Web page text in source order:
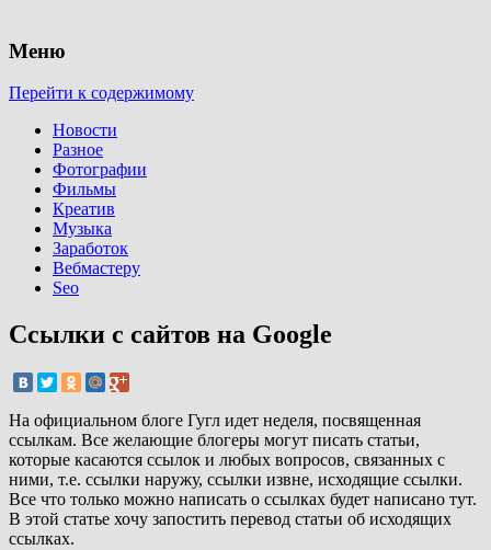
Меню
Перейти к содержимому
Новости
Разное
Фотографии
Фильмы
Креатив
Музыка
Заработок
Вебмастеру
Seo
Ссылки с сайтов на Google
На официальном блоге Гугл идет неделя, посвященная
ссылкам. Все желающие блогеры могут писать статьи,
которые касаются ссылок и любых вопросов, связанных с
ними, т.е. ссылки наружу, ссылки извне, исходящие ссылки.
Все что только можно написать о ссылках будет написано тут.
В этой статье хочу запостить перевод статьи об исходящих
ссылках.